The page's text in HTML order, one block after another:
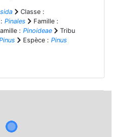
Classe :
Pinales
Famille :
: Pinoideae
Tribu
Espèce : Pinus